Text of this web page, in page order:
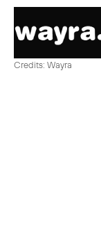
Credits: Wayra